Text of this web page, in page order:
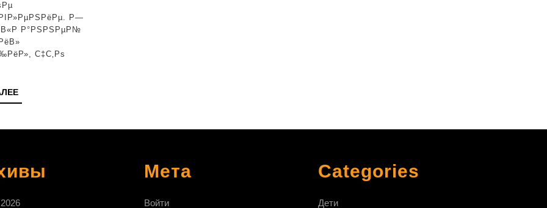
РІРµСЂРЅСѓС‚СЊСЃСЏ
РІ
Р—
В«Р Р°РЅРЅРµР№
С‡С‚Рѕ
ЧИТАТЬ
ДАЛЕЕ
Мета
Войти
Categories
Дети